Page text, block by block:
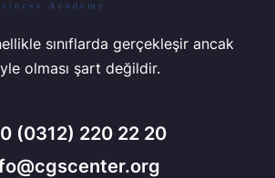
sınıflarda gerçekleşir ancak
olması şart değildir.
(0312) 220 22 20